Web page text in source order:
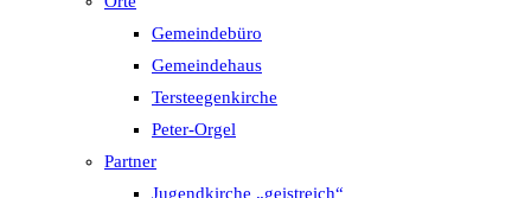
Gemeindebüro
Gemeindehaus
Tersteegenkirche
Peter-Orgel
Partner
Jugendkirche „geistreich“